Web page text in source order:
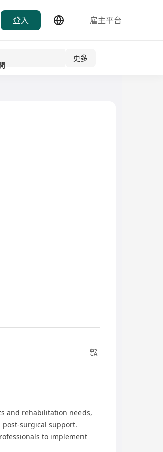
登入 雇主平台
更多
and rehabilitation needs,
surgical support.
to implement